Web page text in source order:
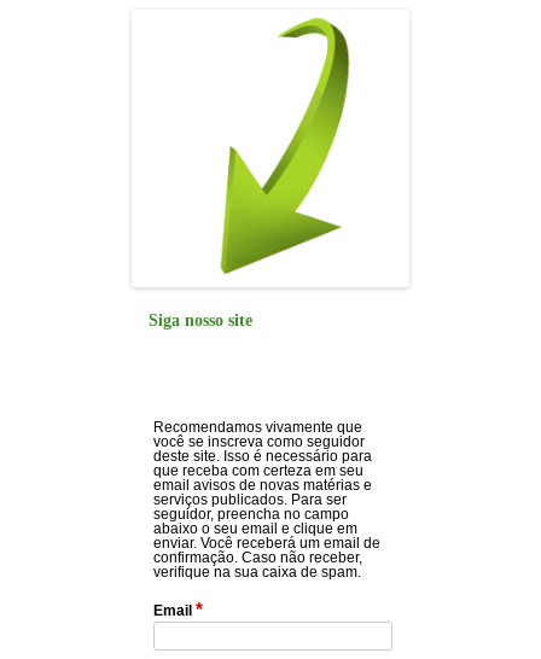
Siga nosso site
Recomendamos vivamente que
você se inscreva como seguidor
deste site. Isso é necessário para
que receba com certeza em seu
email avisos de novas matérias e
serviços publicados. Para ser
seguidor, preencha no campo
abaixo o seu email e clique em
enviar. Você receberá um email de
confirmação. Caso não receber,
verifique na sua caixa de spam.
Email *